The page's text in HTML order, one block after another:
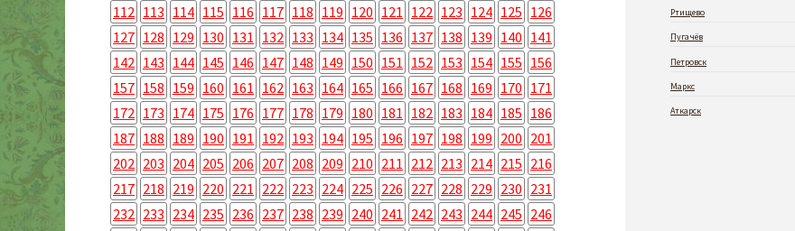
112 113 114 115 116 117 118 119 120 121 122 123 124 125 126
127 128 129 130 131 132 133 134 135 136 137 138 139 140 141
142 143 144 145 146 147 148 149 150 151 152 153 154 155 156
157 158 159 160 161 162 163 164 165 166 167 168 169 170 171
172 173 174 175 176 177 178 179 180 181 182 183 184 185 186
187 188 189 190 191 192 193 194 195 196 197 198 199 200 201
202 203 204 205 206 207 208 209 210 211 212 213 214 215 216
217 218 219 220 221 222 223 224 225 226 227 228 229 230 231
232 233 234 235 236 237 238 239 240 241 242 243 244 245 246
Ртищево
Пугачёв
Петровск
Маркс
Аткарск